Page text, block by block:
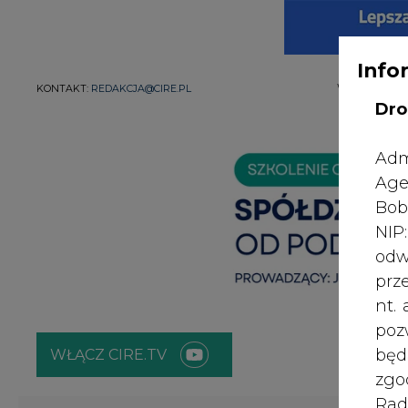
KONTAKT: REDAKCJA@CIRE.PL WYDAWCA
WŁĄCZ CIRE.TV
nt.